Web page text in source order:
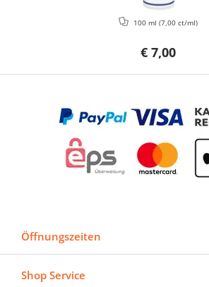
€ 7,00
100 ml (7,00 ct/ml)
Öffnungszeiten
Shop Service